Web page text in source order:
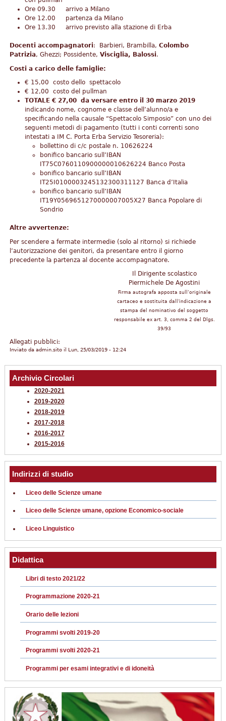
Ore 09.30 arrivo a Milano
Ore 12.00 partenza da Milano
Ore 13.30 arrivo previsto alla stazione di Erba
Docenti accompagnatori: Barbieri, Brambilla,Colombo
Patrizia, Ghezzi; Possidente,Visciglia, Balossi.
Costi a carico delle famiglie:
€ 15,00 costo dello spettacolo
€ 12,00 costo del pullman
TOTALE € 27,00 da versare entro il 30 marzo 2019
indicando nome, cognome e classe dell’alunno/a e
specificando nella causale “Spettacolo Simposio” con uno dei
seguenti metodi di pagamento (tutti i conti correnti sono
intestati a IM C. Porta Erba Servizio Tesoreria):
bollettino di c/c postale n. 10626224
bonifico bancario sull’IBAN
IT75C0760110900000010626224 Banco Posta
bonifico bancario sull’IBAN
IT25I0100003245132300311127 Banca d’Italia
bonifico bancario sull’IBAN
IT19Y0569651270000007005X27 Banca Popolare di
Sondrio
Altre avvertenze:
Per scendere a fermate intermedie (solo al ritorno) si richiede
l’autorizzazione dei genitori, da presentare entro il giorno
precedente la partenza al docente accompagnatore.
Il Dirigente scolastico
Piermichele De Agostini
Firma autografa apposta sull’originale
cartaceo e sostituita dall'indicazione a
stampa del nominativo del soggetto
responsabile ex art. 3, comma 2 del Dlgs.
39/93
Allegati pubblici:
Inviato daadmin.sito il Lun, 25/03/2019 - 12:24
Archivio Circolari
2020-2021
2019-2020
2018-2019
2017-2018
2016-2017
2015-2016
Indirizzi di studio
Liceo delle Scienze umane
Liceo delle Scienze umane, opzione Economico-sociale
Liceo Linguistico
Didattica
Libri di testo 2021/22
Programmazione 2020-21
Orario delle lezioni
Programmi svolti 2019-20
Programmi svolti 2020-21
Programmi per esami integrativi e di idoneità